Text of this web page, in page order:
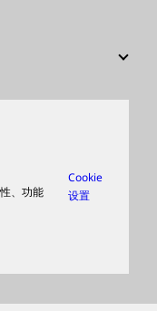
、功能
Cookie
设置